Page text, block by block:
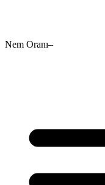
Nem Oranı–